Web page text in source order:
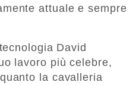
attuale e sempre
David
lavoro più celebre,
la cavalleria